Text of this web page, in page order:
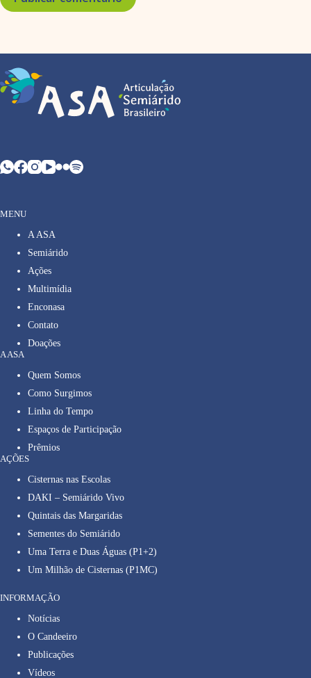
MENU
A ASA
Semiárido
Ações
Multimídia
Enconasa
Contato
Doações
A ASA
Quem Somos
Como Surgimos
Linha do Tempo
Espaços de Participação
Prêmios
AÇÕES
Cisternas nas Escolas
DAKI – Semiárido Vivo
Quintais das Margaridas
Sementes do Semiárido
Uma Terra e Duas Águas (P1+2)
Um Milhão de Cisternas (P1MC)
INFORMAÇÃO
Notícias
O Candeeiro
Publicações
Vídeos